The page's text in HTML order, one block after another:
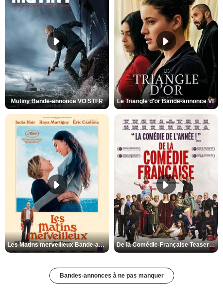
Mutiny Bande-annonce VO STFR Le Triangle d'or Bande-annonce VF
Les Matins merveilleux Bande-annonce VF De la Comédie-Française Teaser VF
Bandes-annonces à ne pas manquer